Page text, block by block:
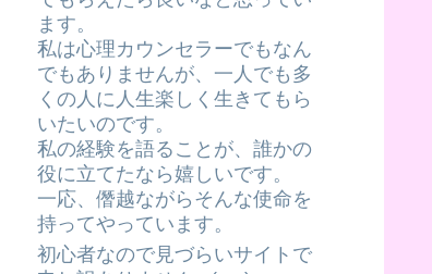
ます。
私は心理カウンセラーでもなん
でもありませんが、一人でも多
くの人に人生楽しく生きてもら
いたいのです。
私の経験を語ることが、誰かの
役に立てたなら嬉しいです。
一応、僭越ながらそんな使命を
持ってやっています。
初心者なので見づらいサイトで